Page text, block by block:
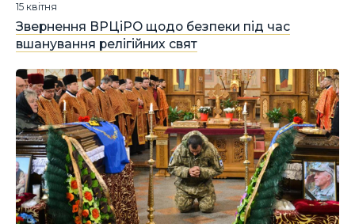
Звернення ВРЦіРО щодо безпеки під час
вшанування релігійних свят
15 квітня